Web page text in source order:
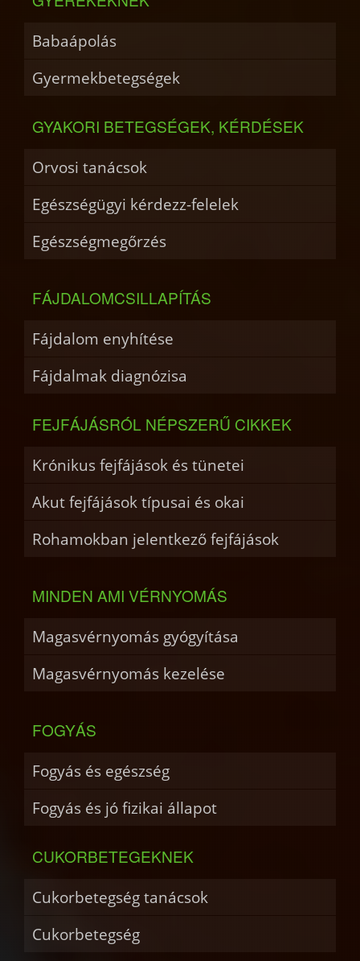
Babaápolás
Gyermekbetegségek
GYAKORI BETEGSÉGEK, KÉRDÉSEK
Orvosi tanácsok
Egészségügyi kérdezz-felelek
Egészségmegőrzés
FÁJDALOMCSILLAPÍTÁS
Fájdalom enyhítése
Fájdalmak diagnózisa
FEJFÁJÁSRÓL NÉPSZERŰ CIKKEK
Krónikus fejfájások és tünetei
Akut fejfájások típusai és okai
Rohamokban jelentkező fejfájások
MINDEN AMI VÉRNYOMÁS
Magasvérnyomás gyógyítása
Magasvérnyomás kezelése
FOGYÁS
Fogyás és egészség
Fogyás és jó fizikai állapot
CUKORBETEGEKNEK
Cukorbetegség tanácsok
Cukorbetegség